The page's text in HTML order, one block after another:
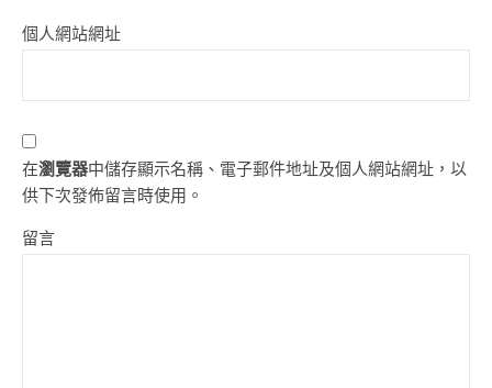
個人網站網址
在瀏覽器中儲存顯示名稱、電子郵件地址及個人網站網址，以
供下次發佈留言時使用。
留言